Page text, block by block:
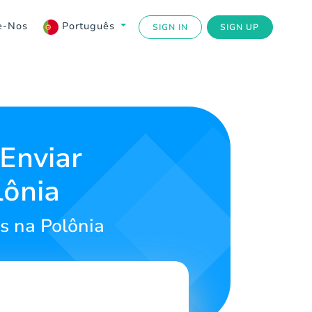
Nos Português SIGN IN SIGN UP
na Polônia